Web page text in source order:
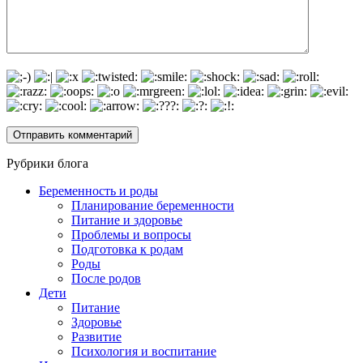
Рубрики блога
Беременность и роды
Планирование беременности
Питание и здоровье
Проблемы и вопросы
Подготовка к родам
Роды
После родов
Дети
Питание
Здоровье
Развитие
Психология и воспитание